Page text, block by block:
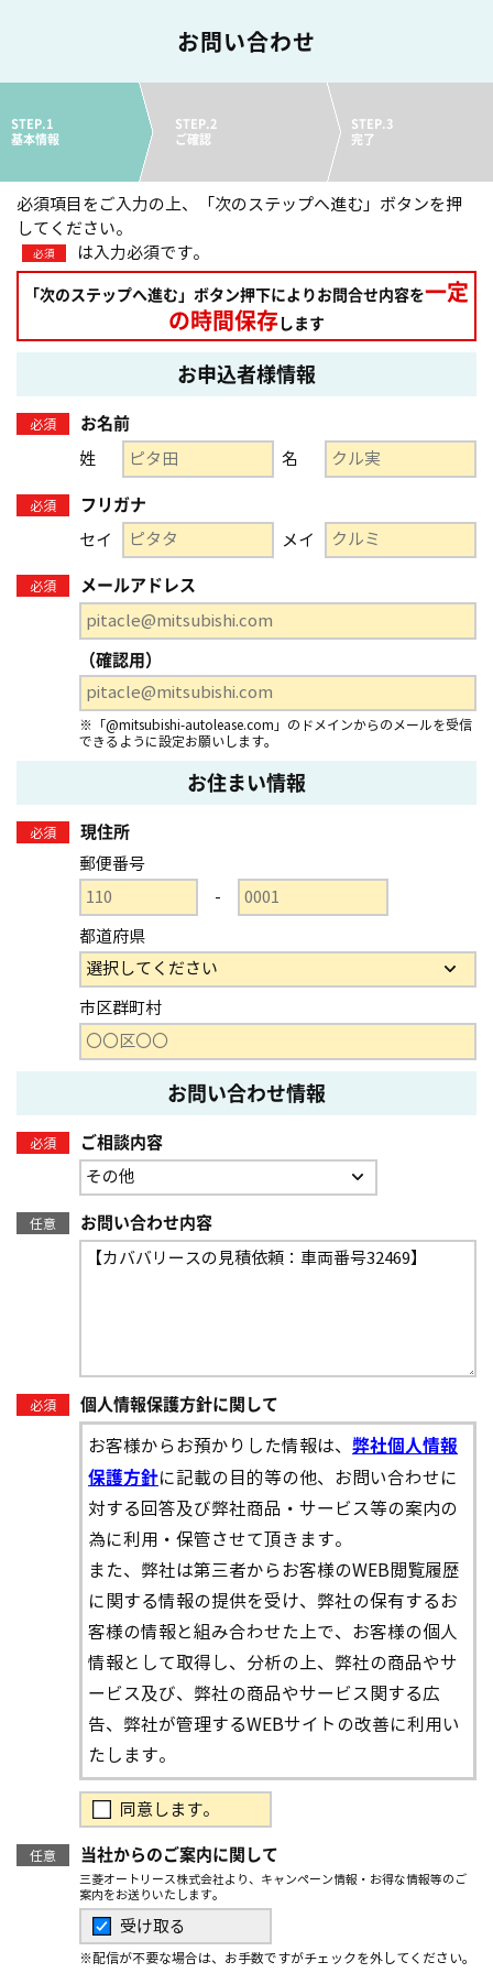
お問い合わせ
STEP.1
基本情報
STEP.2
ご確認
STEP.3
完了
必須項目をご入力の上、「次のステップへ進む」ボタンを押
してください。
必須 は入力必須です。
「次のステップへ進む」ボタン押下によりお問合せ内容を一定
の時間保存 します
お申込者様情報
必須 お名前
姓 名
必須 フリガナ
セイ メイ
必須 メールアドレス
（確認用）
※「@mitsubishi-autolease.com」のドメインからのメールを受信
できるように設定お願いします。
お住まい情報
必須 現住所
郵便番号
-
都道府県
市区群町村
お問い合わせ情報
必須 ご相談内容
任意 お問い合わせ内容
必須 個人情報保護方針に関して
お客様からお預かりした情報は、 弊社個人情報
保護方針に記載の目的等の他、お問い合わせに
対する回答及び弊社商品・サービス等の案内の
為に利用・保管させて頂きます。
また、弊社は第三者からお客様のWEB閲覧履歴
に関する情報の提供を受け、弊社の保有するお
客様の情報と組み合わせた上で、お客様の個人
情報として取得し、分析の上、弊社の商品やサ
ービス及び、弊社の商品やサービス関する広
告、弊社が管理するWEBサイトの改善に利用い
たします。
同意します。
任意 当社からのご案内に関して
三菱オートリース株式会社より、キャンペーン情報・お得な情報等のご
案内をお送りいたします。
受け取る
※配信が不要な場合は、お手数ですがチェックを外してください。